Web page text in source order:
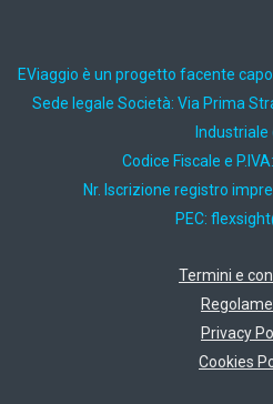
EViaggio è un progetto facente capo
Sede legale Società: Via Prima
Industriale
Codice Fiscale e
Nr. Iscrizione registro
PEC:
Termini e
Privacy
Cookies